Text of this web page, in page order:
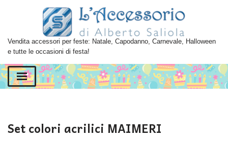
al
contenuto
Vendita accessori per feste: Natale, Capodanno, Carnevale, Halloween
e tutte le occasioni di festa!
Set colori acrilici MAIMERI